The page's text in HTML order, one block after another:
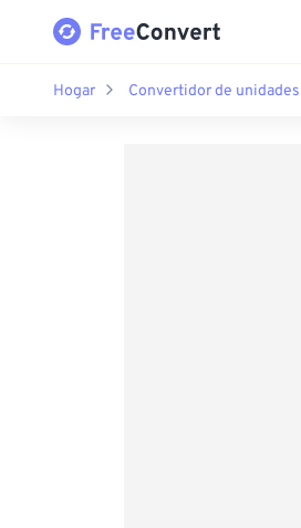
Hogar Convertidor de unidades